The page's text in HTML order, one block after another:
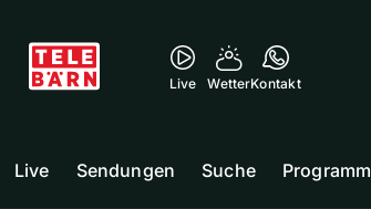
Live WetterKontakt
Live Sendungen Suche Programm